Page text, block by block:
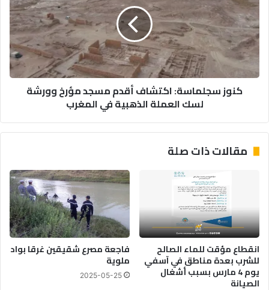
غ
ر
ف
ا
ر
ك
ة
أ
س
ا
س
ج
م
ا
ق
د
م
م
س
ج
كنوز سجلماسة: اكتشاف أقدم مسجد مؤرخ وورشة
لسك العملة الذهبية في المغرب
مقالات ذات صلة
انقطاع مؤقت للماء الصالح
للشرب بعدة مناطق في آسفي
يوم 4 مارس بسبب أشغال
الصيانة
فاجعة مصرع شقيقين غرقا بواد
ملوية
2025-05-25